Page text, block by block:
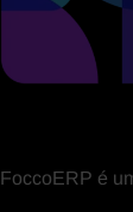
FoccoERP é